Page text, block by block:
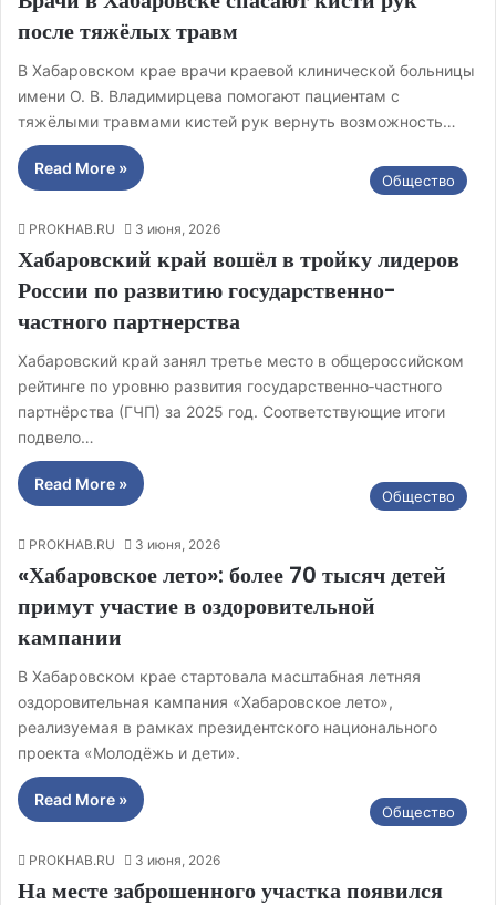
после тяжёлых травм
В Хабаровском крае врачи краевой клинической больницы
имени О. В. Владимирцева помогают пациентам с
тяжёлыми травмами кистей рук вернуть возможность…
Read More »
Общество
PROKHAB.RU 3 июня, 2026
Хабаровский край вошёл в тройку лидеров
России по развитию государственно-
частного партнерства
Хабаровский край занял третье место в общероссийском
рейтинге по уровню развития государственно‑частного
партнёрства (ГЧП) за 2025 год. Соответствующие итоги
подвело…
Read More »
Общество
PROKHAB.RU 3 июня, 2026
«Хабаровское лето»: более 70 тысяч детей
примут участие в оздоровительной
кампании
В Хабаровском крае стартовала масштабная летняя
оздоровительная кампания «Хабаровское лето»,
реализуемая в рамках президентского национального
проекта «Молодёжь и дети».
Read More »
Общество
PROKHAB.RU 3 июня, 2026
На месте заброшенного участка появился